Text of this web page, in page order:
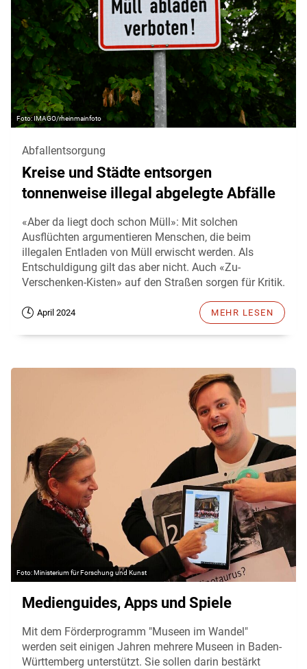
IMAGO/rheinmainfoto
Abfallentsorgung
Kreise und Städte entsorgen
tonnenweise illegal abgelegte Abfälle
«Aber da liegt doch schon Müll»: Mit solchen
Ausflüchten argumentieren Menschen, die beim
illegalen Entladen von Müll erwischt werden. Als
Entschuldigung gilt das aber nicht. Auch «Zu-
Verschenken-Kisten» auf den Straßen sorgen für Kritik.
April 2024 MEHR LESEN
Ministerium für Forschung und Kunst
Medienguides, Apps und Spiele
Mit dem Förderprogramm "Museen im Wandel"
werden seit einigen Jahren mehrere Museen in Baden-
Württemberg unterstützt. Sie sollen darin bestärkt